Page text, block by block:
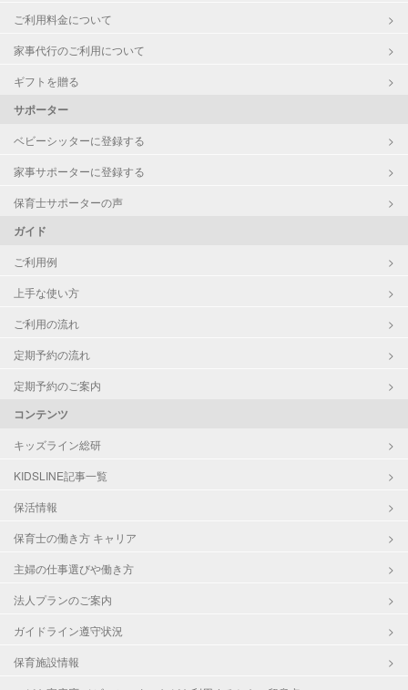
ご利用料金について
家事代行のご利用について
ギフトを贈る
サポーター
ベビーシッターに登録する
家事サポーターに登録する
保育士サポーターの声
ガイド
ご利用例
上手な使い方
ご利用の流れ
定期予約の流れ
定期予約のご案内
コンテンツ
キッズライン総研
KIDSLINE記事一覧
保活情報
保育士の働き方 キャリア
主婦の仕事選びや働き方
法人プランのご案内
ガイドライン遵守状況
保育施設情報